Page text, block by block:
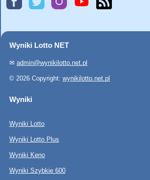
Wyniki Lotto NET
✉ admin@wynikilotto.net.pl
© 2026 Copyright: wynikilotto.net.pl
Wyniki
Wyniki Lotto
Wyniki Lotto Plus
Wyniki Keno
Wyniki Szybkie 600